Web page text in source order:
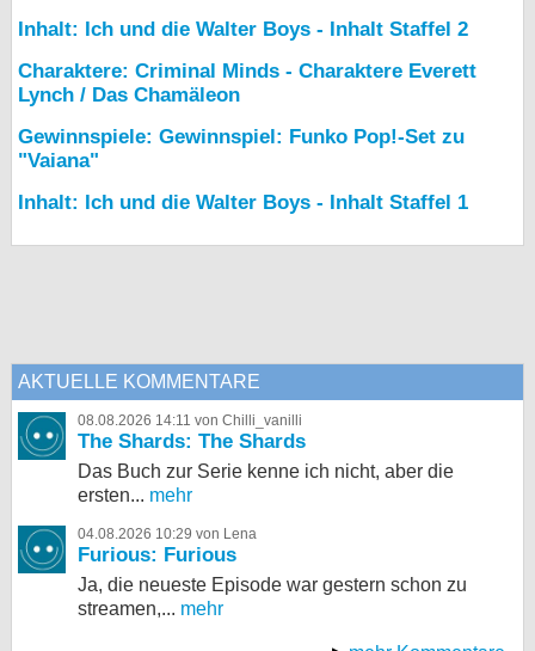
Inhalt: Ich und die Walter Boys - Inhalt Staffel 2
Charaktere: Criminal Minds - Charaktere Everett
Lynch / Das Chamäleon
Gewinnspiele: Gewinnspiel: Funko Pop!-Set zu
"Vaiana"
Inhalt: Ich und die Walter Boys - Inhalt Staffel 1
AKTUELLE KOMMENTARE
08.08.2026 14:11 von Chilli_vanilli
The Shards: The Shards
Das Buch zur Serie kenne ich nicht, aber die
ersten... mehr
04.08.2026 10:29 von Lena
Furious: Furious
Ja, die neueste Episode war gestern schon zu
streamen,... mehr